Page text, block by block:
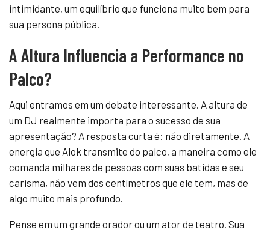
intimidante, um equilíbrio que funciona muito bem para
sua persona pública.
A Altura Influencia a Performance no
Palco?
Aqui entramos em um debate interessante. A altura de
um DJ realmente importa para o sucesso de sua
apresentação? A resposta curta é: não diretamente. A
energia que Alok transmite do palco, a maneira como ele
comanda milhares de pessoas com suas batidas e seu
carisma, não vem dos centímetros que ele tem, mas de
algo muito mais profundo.
Pense em um grande orador ou um ator de teatro. Sua